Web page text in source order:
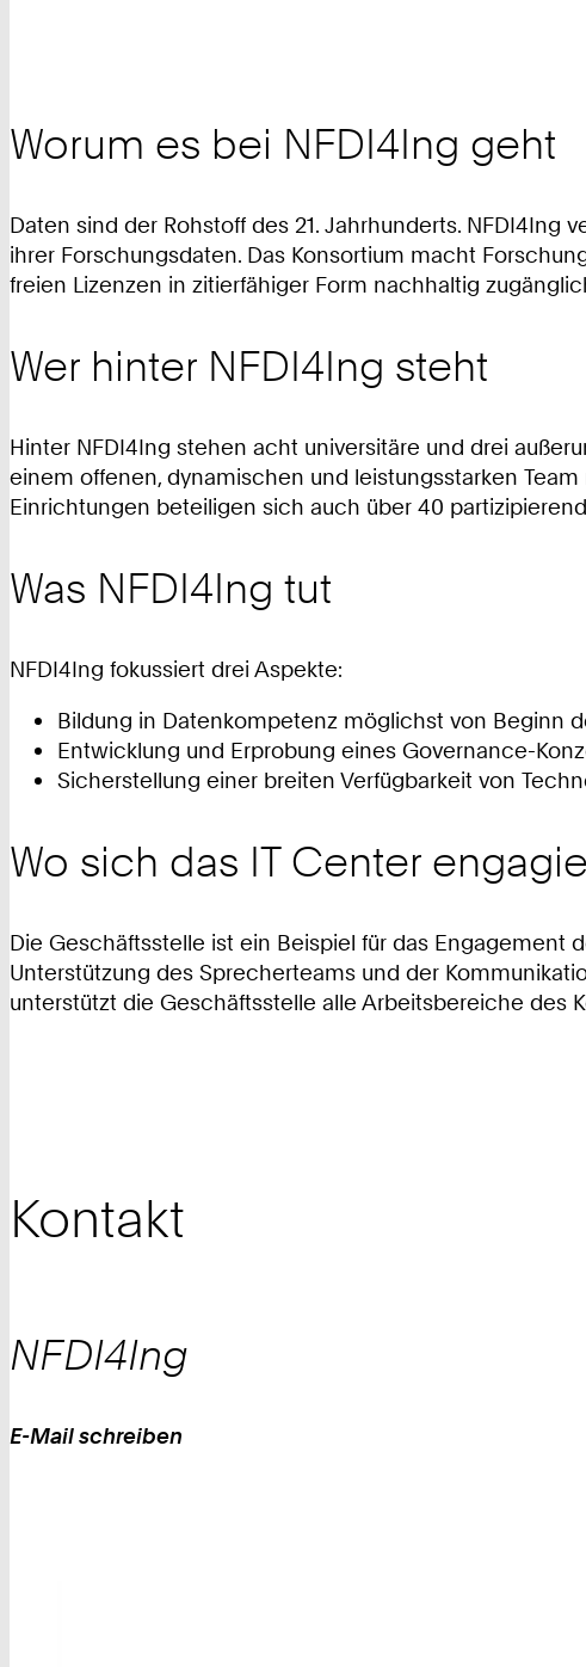
Worum es bei NFDI4Ing geht
Daten sind der Rohstoff des 21. Jahrhunderts.
ihrer Forschungsdaten. Das Konsortium macht
freien Lizenzen in zitierfähiger Form nachhaltig
Wer hinter NFDI4Ing steht
Hinter NFDI4Ing stehen acht universitäre und drei
einem offenen, dynamischen und leistungsstarken
Einrichtungen beteiligen sich auch über 40
Was NFDI4Ing tut
NFDI4Ing fokussiert drei Aspekte:
Bildung in Datenkompetenz möglichst von Beginn
Entwicklung und Erprobung eines Governance-
Sicherstellung einer breiten Verfügbarkeit von
Wo sich das IT Center
Die Geschäftsstelle ist ein Beispiel für das Engagement
Unterstützung des Sprecherteams und der
unterstützt die Geschäftsstelle alle Arbeitsbereiche des
Kontakt
NFDI4Ing
Work
E-Mail schreiben